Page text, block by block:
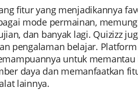
fitur yang menjadikannya
mode permainan,
dan banyak lagi. Quizizz
pengalaman belajar.
untuk
daya dan memanfaatkan
lainnya.